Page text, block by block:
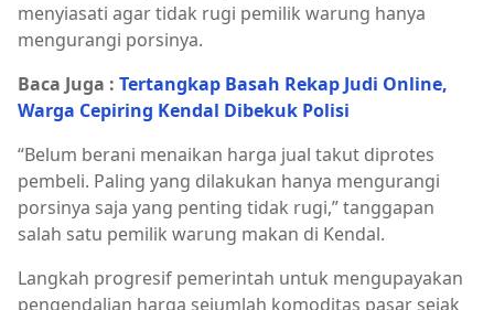
menyiasati agar tidak rugi pemilik warung hanya
mengurangi porsinya.
Baca Juga : Tertangkap Basah Rekap Judi Online,
Warga Cepiring Kendal Dibekuk Polisi
“Belum berani menaikan harga jual takut diprotes
pembeli. Paling yang dilakukan hanya mengurangi
porsinya saja yang penting tidak rugi,” tanggapan
salah satu pemilik warung makan di Kendal.
Langkah progresif pemerintah untuk mengupayakan
pengendalian harga sejumlah komoditas pasar sejak